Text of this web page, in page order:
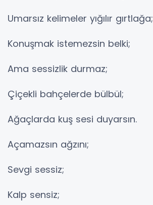
Umarsız kelimeler yığılır gırtlağa;
Konuşmak istemezsin belki;
Ama sessizlik durmaz;
Çiçekli bahçelerde bülbül;
Ağaçlarda kuş sesi duyarsın.
Açamazsın ağzını;
Sevgi sessiz;
Kalp sensiz;